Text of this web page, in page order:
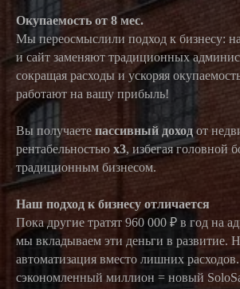
Окупаемость от 8 мес.
Мы переосмыслили подход к бизнесу:
и сайт заменяют традиционных
сокращая расходы и ускоряя
работают на вашу прибыль!
Вы получаете пассивный доход от
рентабельностью х3, избегая головной
традиционным бизнесом.
Наш подход к бизнесу отличается
Пока другие тратят 960 000 ₽ в год на
мы вкладываем эти деньги в развитие.
автоматизация вместо лишних
сэкономленный миллион = новый